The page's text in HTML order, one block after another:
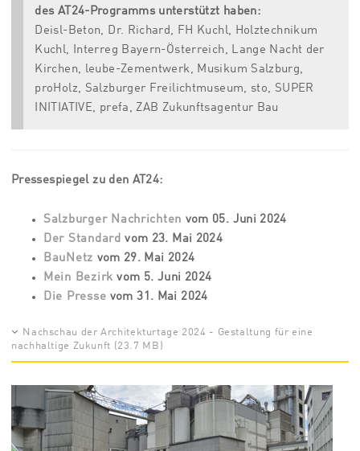
des AT24-Programms unterstützt haben:
Deisl-Beton, Dr. Richard, FH Kuchl, Holztechnikum
Kuchl, Interreg Bayern-Österreich, Lange Nacht der
Kirchen, leube-Zementwerk, Musikum Salzburg,
proHolz, Salzburger Freilichtmuseum, sto, SUPER
INITIATIVE, prefa, ZAB Zukunftsagentur Bau
Pressespiegel zu den AT24:
Salzburger Nachrichten vom 05. Juni 2024
Der Standard vom 23. Mai 2024
BauNetz vom 29. Mai 2024
Mein Bezirk vom 5. Juni 2024
Die Presse vom 31. Mai 2024
Nachschau der Architekturtage 2024 - Gestaltung für eine
nachhaltige Zukunft (23.7 MB)